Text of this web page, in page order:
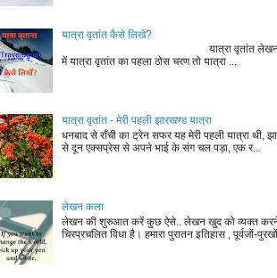
यात्रा वृतांत कैसे लिखें?
यात्रा वृतांत लेखन के चरण
में यात्रा वृतांत का पहला ठोस चरण तो यात्रा ...
यात्रा वृतांत - मेरी पहली झारखण्ड यात्रा
धनबाद से राँची का ट्रेन सफर यह मेरी पहली यात्रा थी,
से दून एक्सप्रेस से अपने भाई के संग चल पड़ा, एक र...
लेखन कला
लेखन की शुरुआत करें कुछ ऐसे.. लेखन खुद को व्यक्त
चिरप्रचलित विधा है। हमारा पुरातन इतिहास , पूर्वजों-